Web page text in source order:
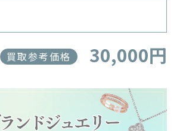
買取参考価格 30,000円